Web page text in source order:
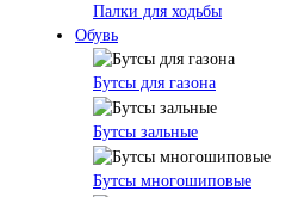
Палки для ходьбы
Обувь
Бутсы для газона
Бутсы зальные
Бутсы многошиповые